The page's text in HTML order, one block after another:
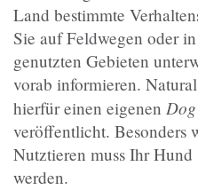
Land bestimmte
Sie auf Feldwegen oder
genutzten Gebieten
vorab informieren.
hierfür einen eigenen
veröffentlicht. Besonders
Nutztieren muss Ihr
werden.